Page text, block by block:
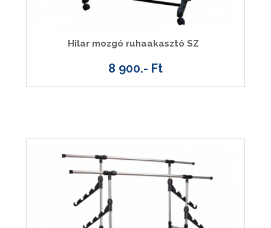
Hilar mozgó ruhaakasztó SZ
8 900.- Ft